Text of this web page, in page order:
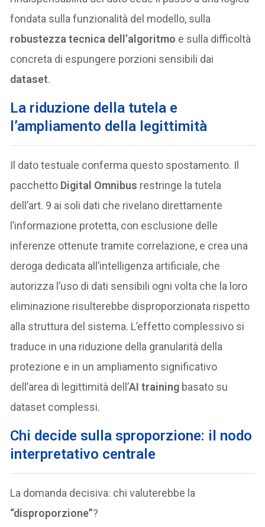
fondata sulla funzionalità del modello, sulla
robustezza tecnica dell’algoritmo e sulla difficoltà
concreta di espungere porzioni sensibili dai
dataset.
La riduzione della tutela e
l’ampliamento della legittimità
Il dato testuale conferma questo spostamento. Il
pacchetto Digital Omnibus restringe la tutela
dell’art. 9 ai soli dati che rivelano direttamente
l’informazione protetta, con esclusione delle
inferenze ottenute tramite correlazione, e crea una
deroga dedicata all’intelligenza artificiale, che
autorizza l’uso di dati sensibili ogni volta che la loro
eliminazione risulterebbe disproporzionata rispetto
alla struttura del sistema. L’effetto complessivo si
traduce in una riduzione della granularità della
protezione e in un ampliamento significativo
dell’area di legittimità dell’AI training basato su
dataset complessi.
Chi decide sulla sproporzione: il nodo
interpretativo centrale
La domanda decisiva: chi valuterebbe la
“disproporzione”?